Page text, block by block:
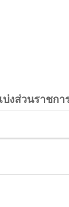
งส่วนราชก